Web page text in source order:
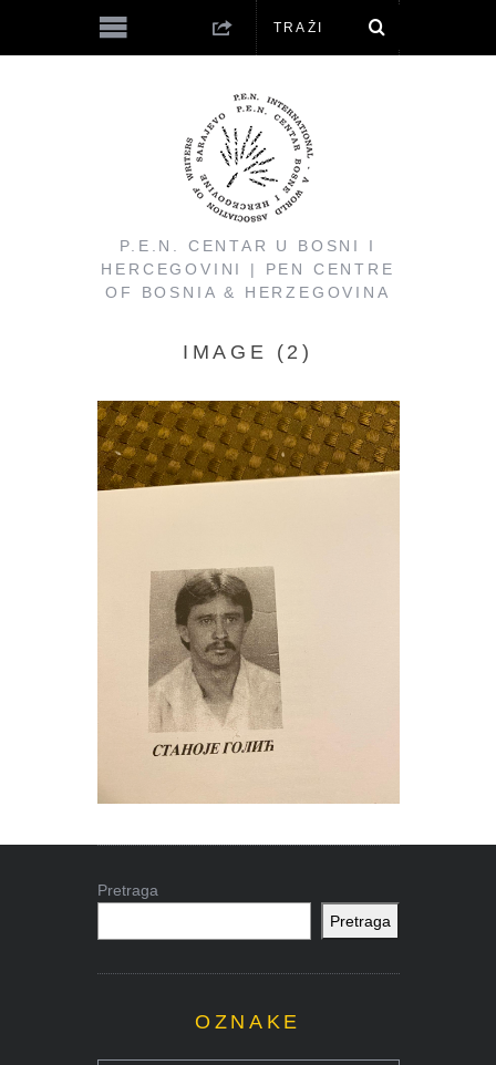
P.E.N. CENTAR U BOSNI I
HERCEGOVINI | PEN CENTRE
OF BOSNIA & HERZEGOVINA
IMAGE (2)
Pretraga
Pretraga
OZNAKE